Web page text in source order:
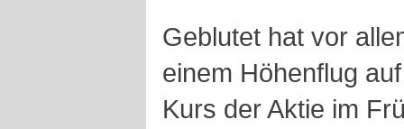
Geblutet hat vor
einem Höhenflug
Kurs der Aktie im